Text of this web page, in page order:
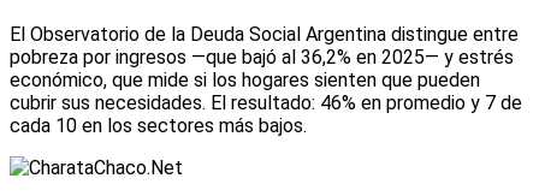
El Observatorio de la Deuda Social Argentina distingue entre
pobreza por ingresos —que bajó al 36,2% en 2025— y estrés
económico, que mide si los hogares sienten que pueden
cubrir sus necesidades. El resultado: 46% en promedio y 7 de
cada 10 en los sectores más bajos.